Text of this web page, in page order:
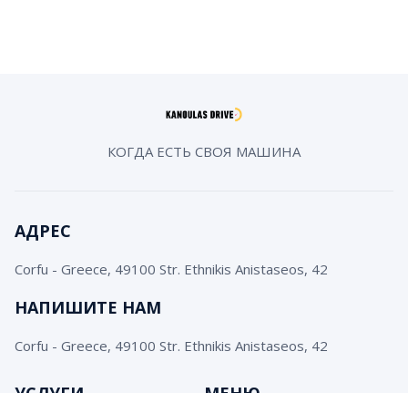
КОГДА ЕСТЬ СВОЯ МАШИНА
АДРЕС
Corfu - Greece, 49100 Str. Ethnikis Anistaseos, 42
НАПИШИТЕ НАМ
Corfu - Greece, 49100 Str. Ethnikis Anistaseos, 42